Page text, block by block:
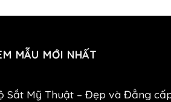
MẪU MỚI NHẤT
Sắt Mỹ Thuật – Đẹp và Đẳng